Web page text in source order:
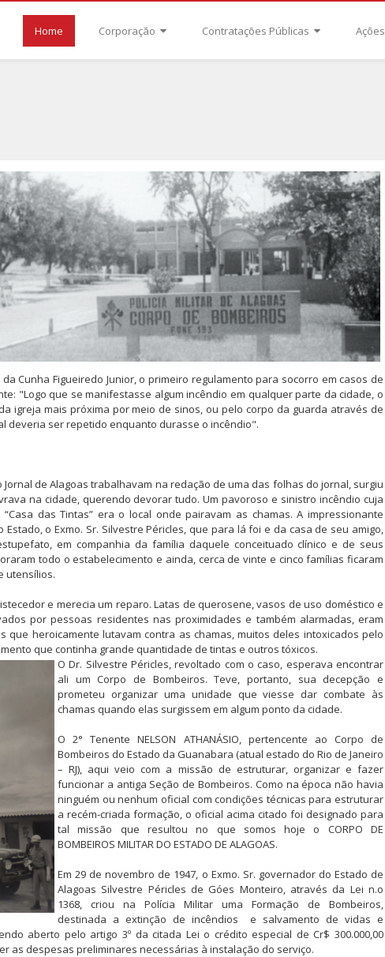
Home Corporação Contratações Públicas Ações
Cunha Figueiredo Junior, o primeiro regulamento para socorro em casos de
"Logo que se manifestasse algum incêndio em qualquer parte da cidade, o
igreja mais próxima por meio de sinos, ou pelo corpo da guarda através de
deveria ser repetido enquanto durasse o incêndio".
de Alagoas trabalhavam na redação de uma das folhas do jornal, surgiu
na cidade, querendo devorar tudo. Um pavoroso e sinistro incêndio cuja
das Tintas” era o local onde pairavam as chamas. A impressionante
o Exmo. Sr. Silvestre Péricles, que para lá foi e da casa de seu amigo,
em companhia da família daquele conceituado clínico e de seus
todo o estabelecimento e ainda, cerca de vinte e cinco famílias ficaram
utensílios.
e merecia um reparo. Latas de querosene, vasos de uso doméstico e
por pessoas residentes nas proximidades e também alarmadas, eram
que heroicamente lutavam contra as chamas, muitos deles intoxicados pelo
que continha grande quantidade de tintas e outros tóxicos.
O Dr. Silvestre Péricles, revoltado com o caso, esperava encontrar
ali um Corpo de Bombeiros. Teve, portanto, sua decepção e
prometeu organizar uma unidade que viesse dar combate às
chamas quando elas surgissem em algum ponto da cidade.
O 2° Tenente NELSON ATHANÁSIO, pertencente ao Corpo de
Bombeiros do Estado da Guanabara (atual estado do Rio de Janeiro
– RJ), aqui veio com a missão de estruturar, organizar e fazer
funcionar a antiga Seção de Bombeiros. Como na época não havia
ninguém ou nenhum oficial com condições técnicas para estruturar
a recém-criada formação, o oficial acima citado foi designado para
tal missão que resultou no que somos hoje o CORPO DE
BOMBEIROS MILITAR DO ESTADO DE ALAGOAS.
Em 29 de novembro de 1947, o Exmo. Sr. governador do Estado de
Alagoas Silvestre Péricles de Góes Monteiro, através da Lei n.o
1368, criou na Polícia Militar uma Formação de Bombeiros,
destinada a extinção de incêndios e salvamento de vidas e
aberto pelo artigo 3º da citada Lei o crédito especial de Cr$ 300.000,00
as despesas preliminares necessárias à instalação do serviço.